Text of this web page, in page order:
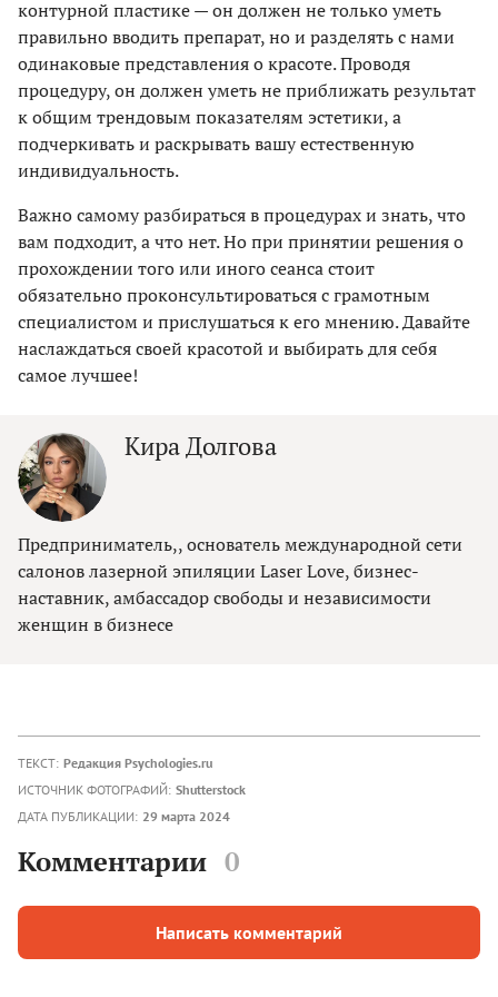
контурной пластике — он должен не только уметь
правильно вводить препарат, но и разделять с нами
одинаковые представления о красоте. Проводя
процедуру, он должен уметь не приближать результат
к общим трендовым показателям эстетики, а
подчеркивать и раскрывать вашу естественную
индивидуальность.
Важно самому разбираться в процедурах и знать, что
вам подходит, а что нет. Но при принятии решения о
прохождении того или иного сеанса стоит
обязательно проконсультироваться с грамотным
специалистом и прислушаться к его мнению. Давайте
наслаждаться своей красотой и выбирать для себя
самое лучшее!
Кира Долгова
Предприниматель,, основатель международной сети
салонов лазерной эпиляции Laser Love, бизнес-
наставник, амбассадор свободы и независимости
женщин в бизнесе
ТЕКСТ: Редакция Psychologies.ru
ИСТОЧНИК ФОТОГРАФИЙ: Shutterstock
ДАТА ПУБЛИКАЦИИ: 29 марта 2024
Комментарии 0
Написать комментарий